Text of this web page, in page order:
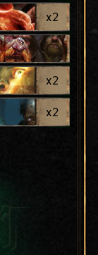
x2
x2
x2